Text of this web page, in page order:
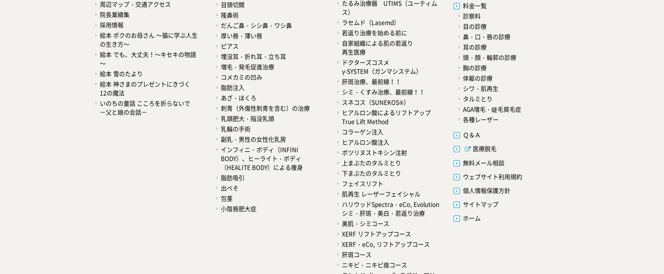
周辺マップ・交通アクセス
院長業績集
採用情報
絵本 ボクのお母さん ～猫に学ぶ人生
の生き方～
絵本 でも、大丈夫！～キセキの物語
～
絵本 雪のたより
絵本 神さまのプレゼントにきづく
12の魔法
いのちの童話 こころを折らないで
－父と娘の会話－
目頭切開
隆鼻術
だんご鼻・シシ鼻・ワシ鼻
厚い唇・薄い唇
ピアス
埋没耳・折れ耳・立ち耳
増毛・発毛促進治療
コメカミの凹み
脂肪注入
あざ・ほくろ
刺青（外傷性刺青を含む）の治療
乳頭肥大・陥没乳頭
乳輪の手術
副乳・男性の女性化乳房
インフィニ・ボディ（INFINI
BODY）、ヒーライト・ボディ
（HEALITE BODY）による痩身
脂肪吸引
出べそ
包茎
小陰唇肥大症
たるみ治療器 UTIMS（ユーティム
ス）
ラセムド（Lasemd）
若返り治療を始める前に
自家組織による肌の若返り
再生医療
ドクターズコスメ
γ-SYSTEM（ガンマシステム）
肝斑治療、最前線！！
シミ・くすみ治療、最前線！！
スネコス（SUNEKOS®）
ヒアルロン酸によるリフトアップ
True Lift Method
コラーゲン注入
ヒアルロン酸注入
ボツリヌストキシン注射
上まぶたのタルミとり
下まぶたのタルミとり
フェイスリフト
肌再生 レーザーフェイシャル
ハリウッドSpectra・eCo₂ Evolution
シミ・肝斑・美白・若返り治療
美肌・シミコース
XERF リフトアップコース
XERF・eCo₂ リフトアップコース
肝斑コース
ニキビ・ニキビ痕コース
料金一覧
診察料
目の診療
鼻・口・唇の診療
耳の診療
頭・顔・輪郭の診療
胸の診療
体躯の診療
シワ・肌再生
タルミとり
AGA増毛・睫毛貧毛症
各種レーザー
Ｑ＆Ａ
医療脱毛
無料メール相談
ウェブサイト利用規約
個人情報保護方針
サイトマップ
ホーム